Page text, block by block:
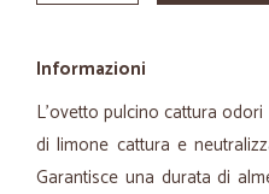
Informazioni
L'ovetto pulcino cattura
di limone cattura e
Garantisce una durata di